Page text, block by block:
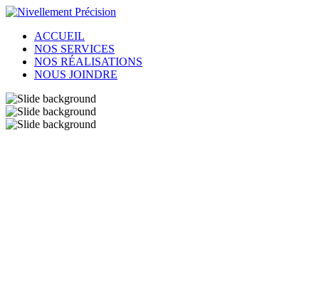
ACCUEIL
NOS SERVICES
NOS RÉALISATIONS
NOUS JOINDRE